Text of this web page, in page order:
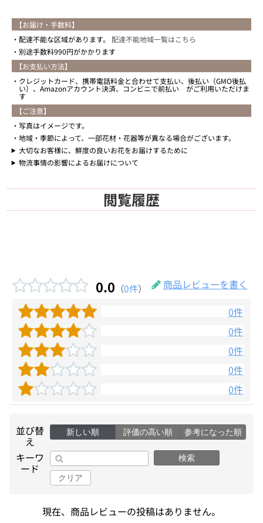
【お届け・手数料】
配達不能な区域があります。 配達不能地域一覧はこちら
別途手数料990円がかかります
【お支払い方法】
クレジットカード、携帯電話料金と合わせて支払い、後払い（GMO後払
い）、Amazonアカウント決済、コンビニで前払い がご利用いただけま
す
【ご注意】
写真はイメージです。
地域・季節によって、一部花材・花器等が異なる場合がございます。
大切なお客様に、鮮度の良いお花をお届けするために
物流事情の影響によるお届けについて
閲覧履歴
0.0 （0件）
商品レビューを書く
0件
0件
0件
0件
0件
並び替
え
新しい順 評価の高い順 参考になった順
キーワ
ード
検索
クリア
現在、商品レビューの投稿はありません。